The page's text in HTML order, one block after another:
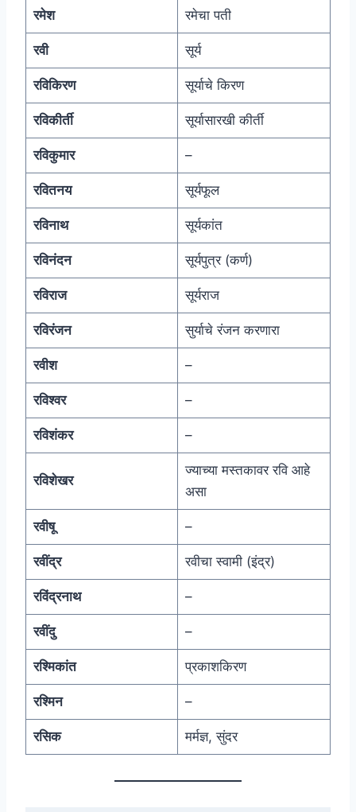
रमेश रमेचा पती
रवी सूर्य
रविकिरण सूर्याचे किरण
रविकीर्ती सूर्यासारखी कीर्ती
रविकुमार –
रवितनय सूर्यफूल
रविनाथ सूर्यकांत
रविनंदन सूर्यपुत्र (कर्ण)
रविराज सूर्यराज
रविरंजन सुर्याचे रंजन करणारा
रवीश –
रविश्वर –
रविशंकर –
रविशेखर
ज्याच्या मस्तकावर रवि आहे
असा
रवीषू –
रवींद्र रवीचा स्वामी (इंद्र)
रविंद्रनाथ –
रवींदु –
रश्मिकांत प्रकाशकिरण
रश्मिन –
रसिक मर्मज्ञ, सुंदर